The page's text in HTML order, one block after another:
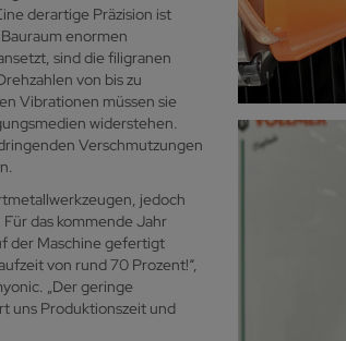
derartige Präzision ist
enormen
sind die filigranen
von bis zu
Vibrationen müssen sie
widerstehen.
Verschmutzungen
jedoch
das kommende Jahr
der Maschine gefertigt
von rund 70 Prozent!“,
„Der geringe
uns Produktionszeit und